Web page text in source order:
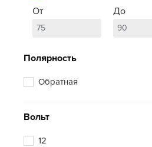
От До
Полярность
Обратная
Вольт
12